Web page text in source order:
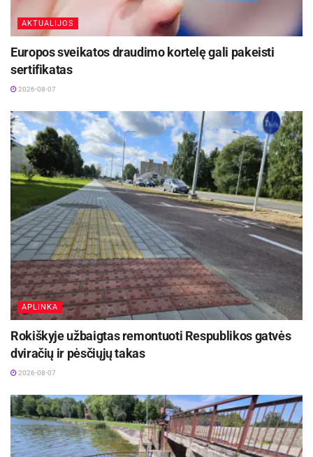
AKTUALIJOS
Europos sveikatos draudimo kortelę gali pakeisti
sertifikatas
2026-08-07
APLINKA
Rokiškyje užbaigtas remontuoti Respublikos gatvės
dviračių ir pėsčiųjų takas
2026-08-07